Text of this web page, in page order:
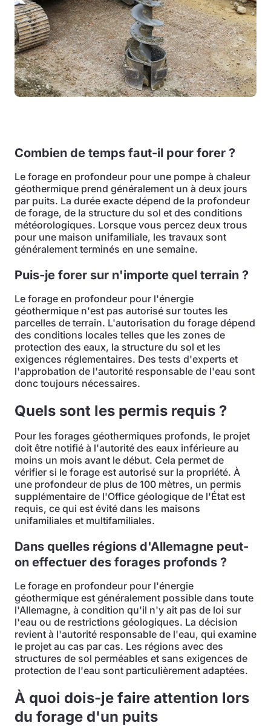
Combien de temps faut-il pour forer ?
Le forage en profondeur pour une pompe à chaleur
géothermique prend généralement un à deux jours
par puits. La durée exacte dépend de la profondeur
de forage, de la structure du sol et des conditions
météorologiques. Lorsque vous percez deux trous
pour une maison unifamiliale, les travaux sont
généralement terminés en une semaine.
Puis-je forer sur n'importe quel terrain ?
Le forage en profondeur pour l'énergie
géothermique n'est pas autorisé sur toutes les
parcelles de terrain. L'autorisation du forage dépend
des conditions locales telles que les zones de
protection des eaux, la structure du sol et les
exigences réglementaires. Des tests d'experts et
l'approbation de l'autorité responsable de l'eau sont
donc toujours nécessaires.
Quels sont les permis requis ?
Pour les forages géothermiques profonds, le projet
doit être notifié à l'autorité des eaux inférieure au
moins un mois avant le début. Cela permet de
vérifier si le forage est autorisé sur la propriété. À
une profondeur de plus de 100 mètres, un permis
supplémentaire de l'Office géologique de l'État est
requis, ce qui est évité dans les maisons
unifamiliales et multifamiliales.
Dans quelles régions d'Allemagne peut-
on effectuer des forages profonds ?
Le forage en profondeur pour l'énergie
géothermique est généralement possible dans toute
l'Allemagne, à condition qu'il n'y ait pas de loi sur
l'eau ou de restrictions géologiques. La décision
revient à l'autorité responsable de l'eau, qui examine
le projet au cas par cas. Les régions avec des
structures de sol perméables et sans exigences de
protection de l'eau sont particulièrement adaptées.
À quoi dois-je faire attention lors
du forage d'un puits